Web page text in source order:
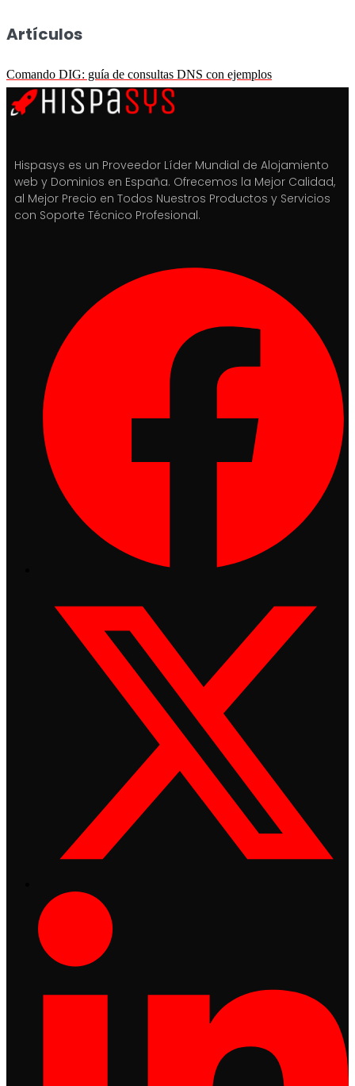
Artículos
Comando DIG: guía de consultas DNS con ejemplos
Hispasys es un Proveedor Líder Mundial de Alojamiento
web y Dominios en España. Ofrecemos la Mejor Calidad,
al Mejor Precio en Todos Nuestros Productos y Servicios
con Soporte Técnico Profesional.